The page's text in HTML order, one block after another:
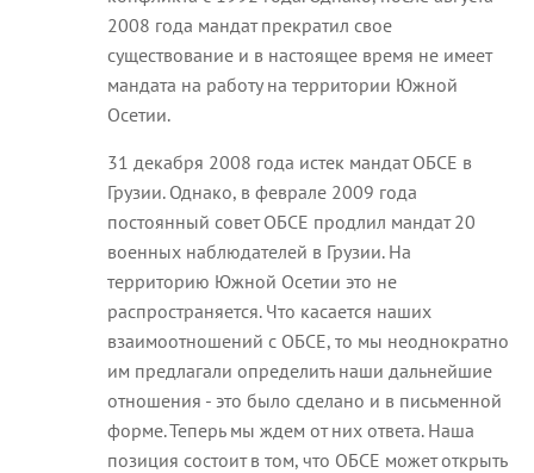
2008 года мандат прекратил свое
существование и в настоящее время не имеет
мандата на работу на территории Южной
Осетии.
31 декабря 2008 года истек мандат ОБСЕ в
Грузии. Однако, в феврале 2009 года
постоянный совет ОБСЕ продлил мандат 20
военных наблюдателей в Грузии. На
территорию Южной Осетии это не
распространяется. Что касается наших
взаимоотношений с ОБСЕ, то мы неоднократно
им предлагали определить наши дальнейшие
отношения - это было сделано и в письменной
форме. Теперь мы ждем от них ответа. Наша
позиция состоит в том, что ОБСЕ может открыть